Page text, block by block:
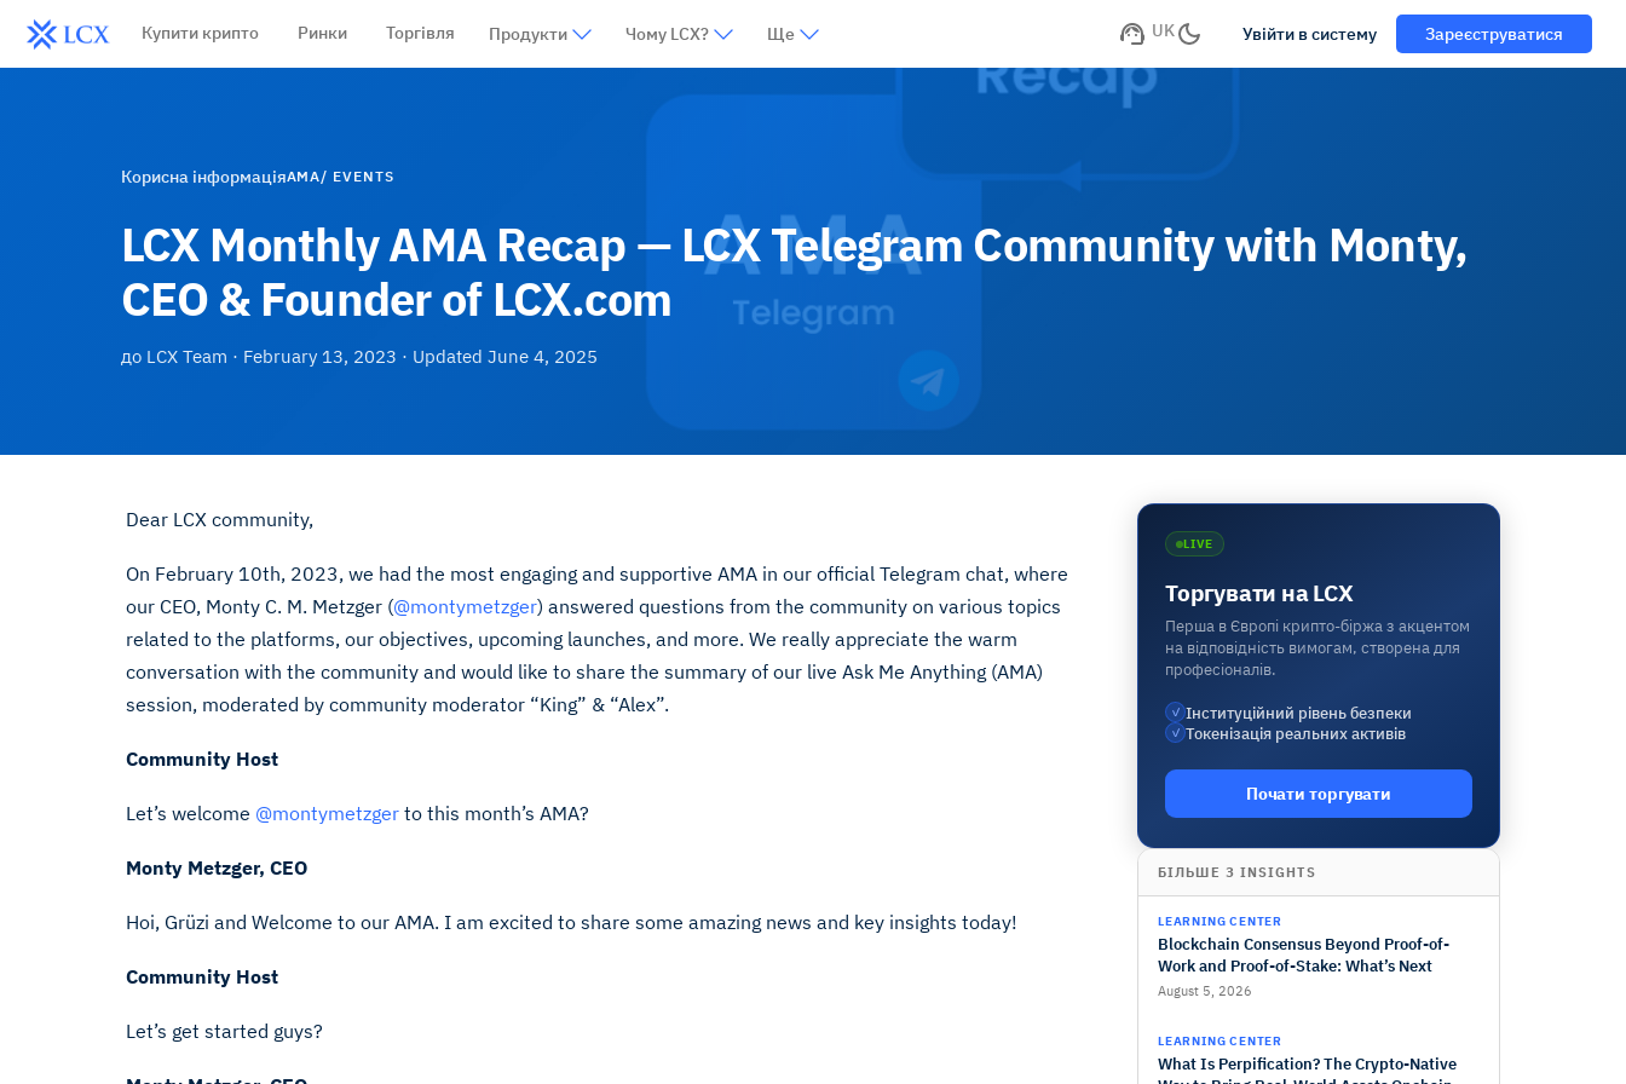
Купити крипто Ринки Торгівля Продукти Чому LCX? Ще UK Увійти в систему Зареєструватися
Корисна інформаціяAMA/ EVENTS
LCX Monthly AMA Recap — LCX Telegram Community with Monty,
CEO & Founder of LCX.com
до LCX Team · February 13, 2023 · Updated June 4, 2025
Dear LCX community,
On February 10th, 2023, we had the most engaging and supportive AMA in our official Telegram chat, where
our CEO, Monty C. M. Metzger (@montymetzger) answered questions from the community on various topics
related to the platforms, our objectives, upcoming launches, and more. We really appreciate the warm
conversation with the community and would like to share the summary of our live Ask Me Anything (AMA)
session, moderated by community moderator “King” & “Alex”.
Community Host
Let’s welcome @montymetzger to this month’s AMA?
Monty Metzger, CEO
Hoi, Grüzi and Welcome to our AMA. I am excited to share some amazing news and key insights today!
Community Host
Let’s get started guys?
LIVE
Торгувати на LCX
Перша в Європі крипто-біржа з акцентом
на відповідність вимогам, створена для
професіоналів.
✓ Інституційний рівень безпеки
✓ Токенізація реальних активів
Почати торгувати
БІЛЬШЕ З INSIGHTS
LEARNING CENTER
Blockchain Consensus Beyond Proof-of-
Work and Proof-of-Stake: What’s Next
August 5, 2026
LEARNING CENTER
What Is Perpification? The Crypto-Native